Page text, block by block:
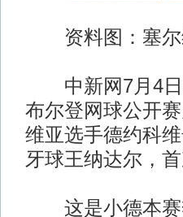
资料图：塞尔
中新网7月4日
布尔登网球公开
维亚选手德约科
牙球王纳达尔，首
这是小德本赛